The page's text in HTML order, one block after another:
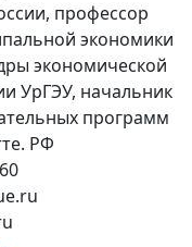
профессор
экономики
экономической
УрГЭУ, начальник
программ
РФ